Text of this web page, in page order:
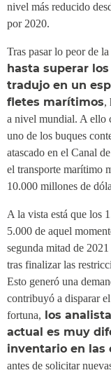
nivel más reducido
por 2020.
Tras pasar lo peor de
hasta superar los
tradujo en un
fletes marítimos,
a nivel mundial. A ello
uno de los buques
atascado en el Canal
el transporte marítimo
10.000 millones de
A la vista está que los
5.000 de aquel
segunda mitad de
tras finalizar las
Esto generó una
contribuyó a disparar
fortuna, los
actual es muy
inventario en las
antes de solicitar